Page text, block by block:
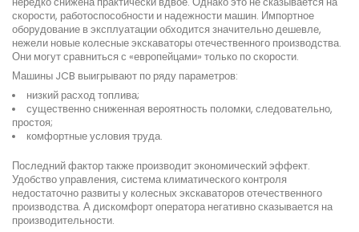
скорости, работоспособности и надежности машин. Импортное
оборудование в эксплуатации обходится значительно дешевле,
нежели новые колесные экскаваторы отечественного производства.
Они могут сравниться с «европейцами» только по скорости.
Машины JCB выигрывают по ряду параметров:
низкий расход топлива;
существенно сниженная вероятность поломки, следовательно,
простоя;
комфортные условия труда.
Последний фактор также производит экономический эффект.
Удобство управления, система климатического контроля
недостаточно развиты у колесных экскаваторов отечественного
производства. А дискомфорт оператора негативно сказывается на
производительности.